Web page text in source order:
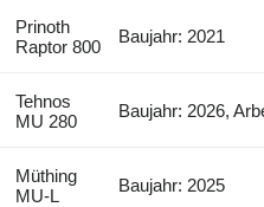
Prinoth
Raptor 800
Baujahr: 2021
Tehnos
MU 280
Baujahr: 2026,
Müthing
MU-L
Baujahr: 2025